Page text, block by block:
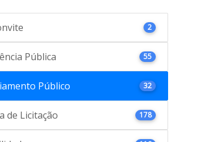
2
Pública 55
Público 32
de Licitação 178